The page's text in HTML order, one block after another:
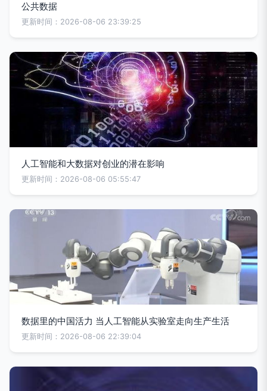
公共数据
更新时间：2026-08-06 23:39:25
人工智能和大数据对创业的潜在影响
更新时间：2026-08-06 05:55:47
数据里的中国活力 当人工智能从实验室走向生产生活
更新时间：2026-08-06 22:39:04